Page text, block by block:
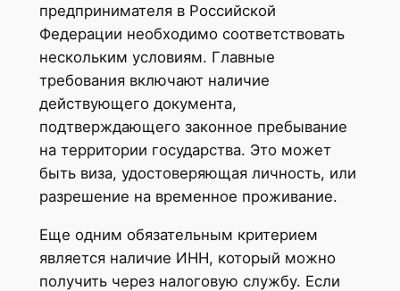
предпринимателя в Российской
Федерации необходимо соответствовать
нескольким условиям. Главные
требования включают наличие
действующего документа,
подтверждающего законное пребывание
на территории государства. Это может
быть виза, удостоверяющая личность, или
разрешение на временное проживание.
Еще одним обязательным критерием
является наличие ИНН, который можно
получить через налоговую службу. Если